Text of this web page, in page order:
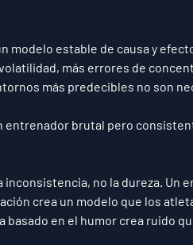
modelo estable de causa y
más errores de
más predecibles no son
entrenador brutal pero
no la dureza. Un
crea un modelo que los
basado en el humor crea ruido